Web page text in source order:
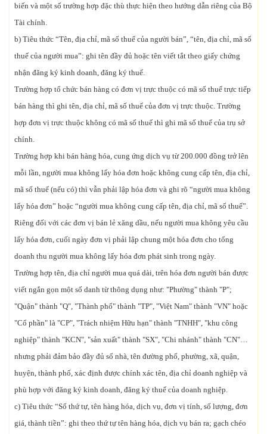
biến và một số trường hợp đặc thù thực hiện theo hướng dẫn riêng của Bộ
Tài chính.
b) Tiêu thức “Tên, địa chỉ, mã số thuế của người bán”, “tên, địa chỉ, mã số
thuế của người mua”: ghi tên đầy đủ hoặc tên viết tắt theo giấy chứng
nhận đăng ký kinh doanh, đăng ký thuế.
Trường hợp tổ chức bán hàng có đơn vị trực thuộc có mã số thuế trực tiếp
bán hàng thì ghi tên, địa chỉ, mã số thuế của đơn vị trực thuộc. Trường
hợp đơn vị trực thuộc không có mã số thuế thì ghi mã số thuế của trụ sở
chính.
Trường hợp khi bán hàng hóa, cung ứng dịch vụ từ 200.000 đồng trở lên
mỗi lần, người mua không lấy hóa đơn hoặc không cung cấp tên, địa chỉ,
mã số thuế (nếu có) thì vẫn phải lập hóa đơn và ghi rõ “người mua không
lấy hóa đơn” hoặc “người mua không cung cấp tên, địa chỉ, mã số thuế”.
Riêng đối với các đơn vị bán lẻ xăng dầu, nếu người mua không yêu cầu
lấy hóa đơn, cuối ngày đơn vị phải lập chung một hóa đơn cho tổng
doanh thu người mua không lấy hóa đơn phát sinh trong ngày.
Trường hợp tên, địa chỉ người mua quá dài, trên hóa đơn người bán được
viết ngắn gọn một số danh từ thông dụng như: "Phường" thành "P";
"Quận" thành "Q", "Thành phố" thành "TP", "Việt Nam" thành "VN" hoặc
"Cổ phần" là "CP", "Trách nhiệm Hữu hạn" thành "TNHH", "khu công
nghiệp" thành "KCN", "sản xuất" thành "SX", "Chi nhánh" thành "CN"…
nhưng phải đảm bảo đầy đủ số nhà, tên đường phố, phường, xã, quận,
huyện, thành phố, xác định được chính xác tên, địa chỉ doanh nghiệp và
phù hợp với đăng ký kinh doanh, đăng ký thuế của doanh nghiệp.
c) Tiêu thức “Số thứ tự, tên hàng hóa, dịch vụ, đơn vị tính, số lượng, đơn
giá, thành tiền”: ghi theo thứ tự tên hàng hóa, dịch vụ bán ra; gạch chéo